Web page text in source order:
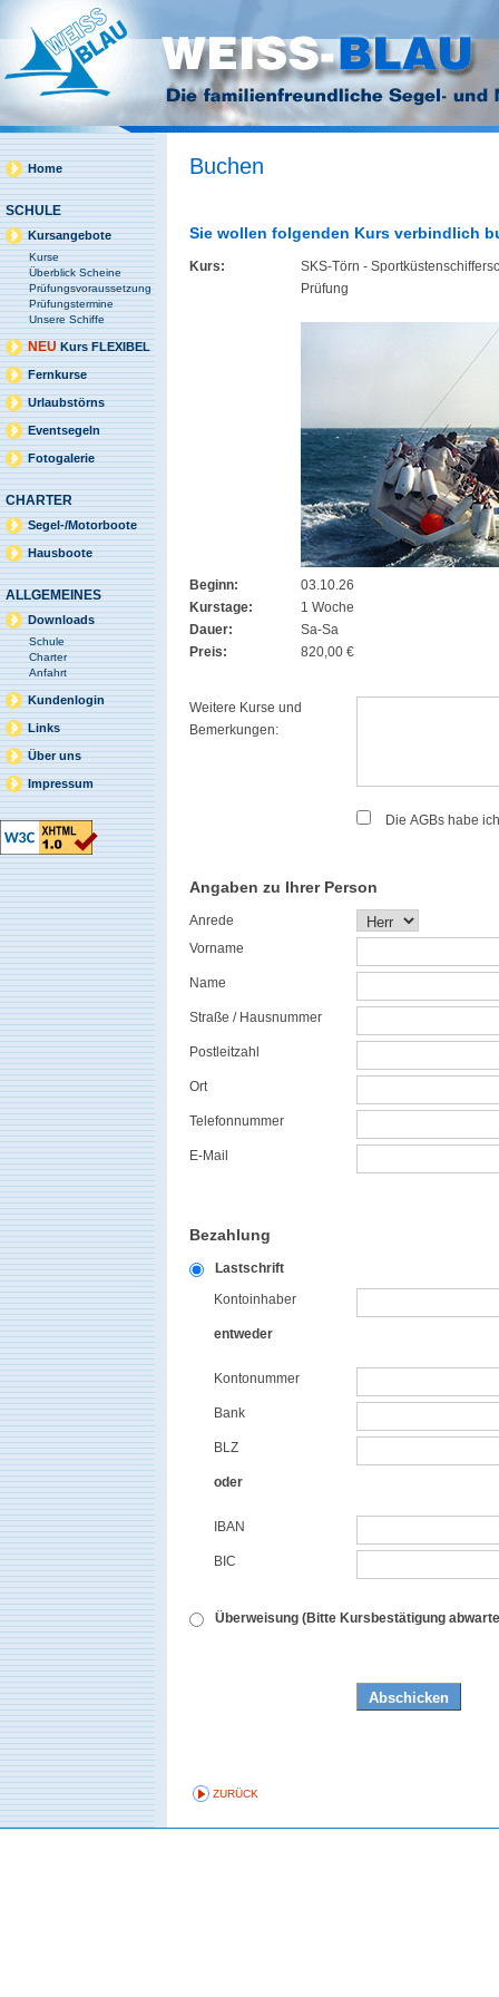
Home
SCHULE
Kursangebote
Kurse
Überblick Scheine
Prüfungsvoraussetzung
Prüfungstermine
Unsere Schiffe
NEUKurs FLEXIBEL
Fernkurse
Urlaubstörns
Eventsegeln
Fotogalerie
CHARTER
Segel-/Motorboote
Hausboote
ALLGEMEINES
Downloads
Schule
Charter
Anfahrt
Kundenlogin
Links
Über uns
Impressum
Buchen
Sie wollen folgenden Kurs verbindlich
Kurs:
SKS-Törn -
Prüfung
Beginn:
03.10.26
Kurstage:
1 Woche
Dauer:
Sa-Sa
Preis:
820,00 €
Weitere Kurse und
Bemerkungen:
Die AGBs habe
Angaben zu Ihrer Person
Anrede
Vorname
Name
Straße / Hausnummer
Postleitzahl
Ort
Telefonnummer
E-Mail
Bezahlung
Lastschrift
Kontoinhaber
entweder
Kontonummer
Bank
BLZ
oder
IBAN
BIC
Überweisung (Bitte Kursbestätigung
ZURÜCK